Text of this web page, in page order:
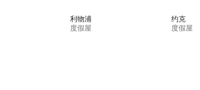
利物浦
度假屋
约克
度假屋